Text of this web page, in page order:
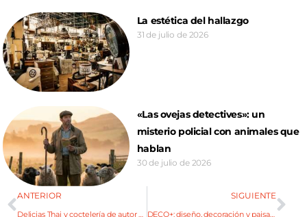
La estética del hallazgo
31 de julio de 2026
«Las ovejas detectives»: un
misterio policial con animales que
hablan
30 de julio de 2026
ANTERIOR
Delicias Thai y coctelería de autor en Krabï
SIGUIENTE
DECO+: diseño, decoración y paisajismo en la Casa Giol